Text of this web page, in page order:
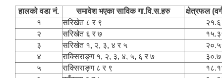
हालको वडा नं.
समावेश भएका साविक गा.वि.स.हरु
क्षेत्रफल
१
सरिखेत ८ र ९
२
सरिखेत ६ र ७
३
सरिखेत १, २, ३, ४ र ५
४
राक्सिराङ्ग १, २, ३, ४, ५, ६ र ७
५
राक्सिराङ्ग ८ र ९